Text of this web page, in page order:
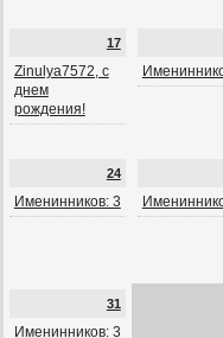
17
Zinulya7572, с
днем
рождения!
24
Именинников: 3
31
Именинников: 3